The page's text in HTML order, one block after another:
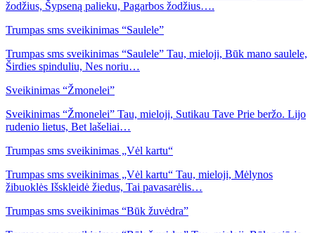
žodžius, Šypseną palieku, Pagarbos žodžius….
Trumpas sms sveikinimas “Saulele”
Trumpas sms sveikinimas “Saulele” Tau, mieloji, Būk mano saulele,
Širdies spinduliu, Nes noriu…
Sveikinimas “Žmonelei”
Sveikinimas “Žmonelei” Tau, mieloji, Sutikau Tave Prie beržo. Lijo
rudenio lietus, Bet lašeliai…
Trumpas sms sveikinimas „Vėl kartu“
Trumpas sms sveikinimas „Vėl kartu“ Tau, mieloji, Mėlynos
žibuoklės Išskleidė žiedus, Tai pavasarėlis…
Trumpas sms sveikinimas “Būk žuvėdra”